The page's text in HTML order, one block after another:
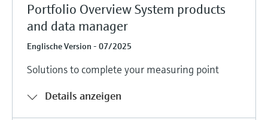
Portfolio Overview System products
and data manager
Englische Version - 07/2025
Solutions to complete your measuring point
Details anzeigen